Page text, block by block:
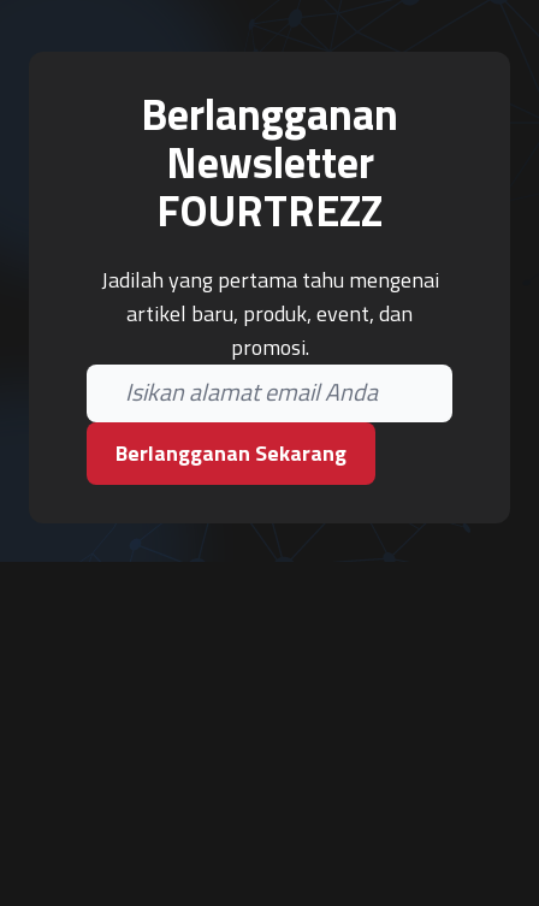
Berlangganan
Newsletter
FOURTREZZ
Jadilah yang pertama tahu mengenai
artikel baru, produk, event, dan
promosi.
Berlangganan Sekarang